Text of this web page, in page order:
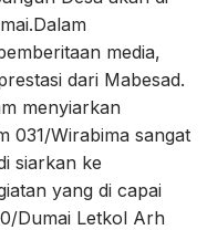
media,
dari Mabesad.
menyiarkan
031/Wirabima sangat
siarkan ke
yang di capai
Dumai Letkol Arh